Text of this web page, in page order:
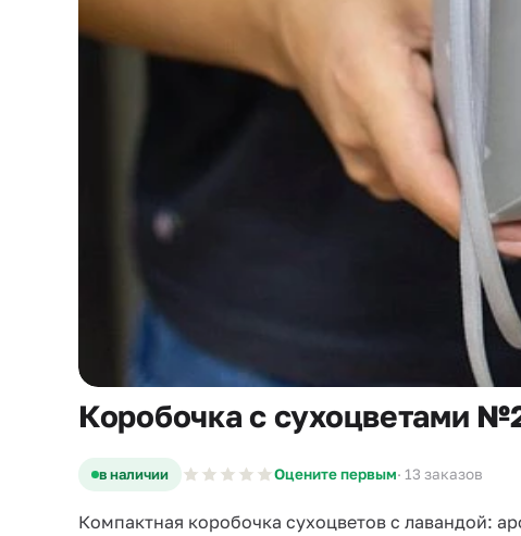
Коробочка с сухоцветами
в наличии Оцените первым· 13 заказов
Компактная коробочка сухоцветов с лавандой: